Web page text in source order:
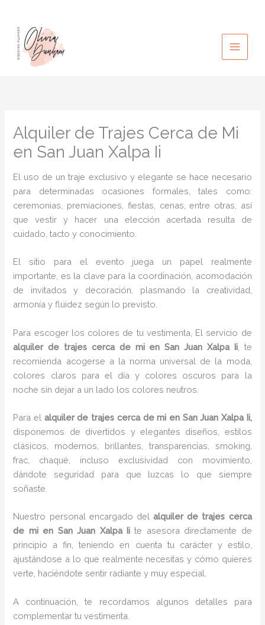
contenido
Alquiler de Trajes Cerca de Mi
en San Juan Xalpa Ii
El uso de un traje exclusivo y elegante se hace necesario
para determinadas ocasiones formales, tales como:
ceremonias, premiaciones, fiestas, cenas, entre otras, así
que vestir y hacer una elección acertada resulta de
cuidado, tacto y conocimiento.
El sitio para el evento juega un papel realmente
importante, es la clave para la coordinación, acomodación
de invitados y decoración, plasmando la creatividad,
armonía y fluidez según lo previsto.
Para escoger los colores de tu vestimenta, El servicio de
alquiler de trajes cerca de mi en San Juan Xalpa Ii, te
recomienda acogerse a la norma universal de la moda,
colores claros para el día y colores oscuros para la
noche sin dejar a un lado los colores neutros.
Para el alquiler de trajes cerca de mi en San Juan Xalpa Ii,
disponemos de divertidos y elegantes diseños, estilos
clásicos, modernos, brillantes, transparencias, smoking,
frac, chaqué, incluso exclusividad con movimiento,
dándote seguridad para que luzcas lo que siempre
soñaste.
Nuestro personal encargado delalquiler de trajes cerca
de mien San Juan Xalpa Iite asesora directamente de
principio a fin, teniendo en cuenta tu carácter y estilo,
ajustándose a lo que realmente necesitas y cómo quieres
verte, haciéndote sentir radiante y muy especial.
A continuación, te recordamos algunos detalles para
complementar tu vestimenta.